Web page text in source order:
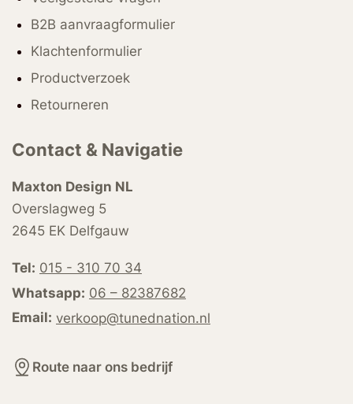
B2B aanvraagformulier
Klachtenformulier
Productverzoek
Retourneren
Contact & Navigatie
Maxton Design NL
Overslagweg 5
2645 EK Delfgauw
Tel: 015 - 310 70 34
Whatsapp: 06 – 82387682
Email: verkoop@tunednation.nl
Route naar ons bedrijf